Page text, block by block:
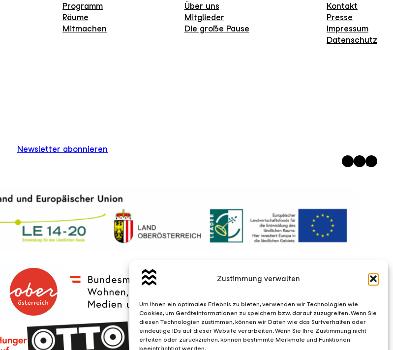
Zustimmung verwalten
Um Ihnen ein optimales Erlebnis zu bieten, verwenden wir Technologien wie
Cookies, um Geräteinformationen zu speichern bzw. darauf zuzugreifen. Wenn Sie
diesen Technologien zustimmen, können wir Daten wie das Surfverhalten oder
eindeutige IDs auf dieser Website verarbeiten. Wenn Sie Ihre Zustimmung nicht
erteilen oder zurückziehen, können bestimmte Merkmale und Funktionen
beeinträchtigt werden.
Programm
Räume
Mitmachen
Über uns
Mitglieder
Die große Pause
Kontakt
Presse
Impressum
Datenschutz
Newsletter abonnieren
InstagramFacebook WhatsApp